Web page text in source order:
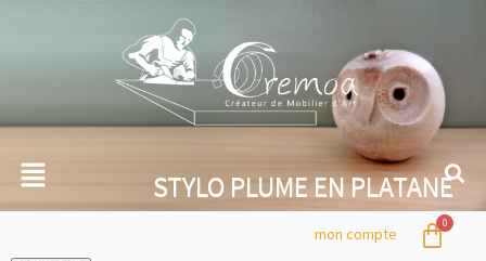
STYLO PLUME EN PLATANE
mon compte